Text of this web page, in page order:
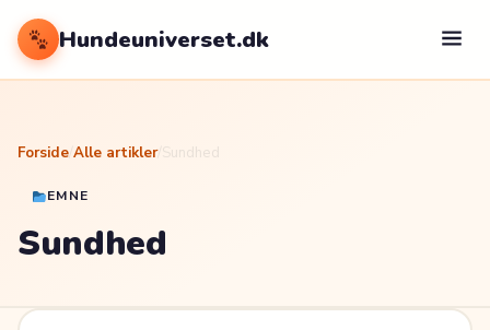
Hundeuniverset.dk
Forside Alle artikler/
EMNE
Sundhed